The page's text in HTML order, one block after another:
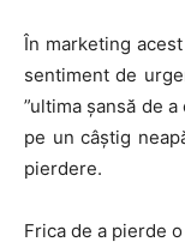
În marketing
sentiment de
”ultima șansă de
pe un câștig
pierdere.
Frica de a pierde